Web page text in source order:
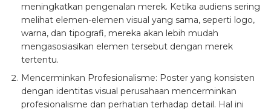
meningkatkan pengenalan merek. Ketika audiens sering
melihat elemen-elemen visual yang sama, seperti logo,
warna, dan tipografi, mereka akan lebih mudah
mengasosiasikan elemen tersebut dengan merek
tertentu.
Mencerminkan Profesionalisme: Poster yang konsisten
dengan identitas visual perusahaan mencerminkan
profesionalisme dan perhatian terhadap detail. Hal ini